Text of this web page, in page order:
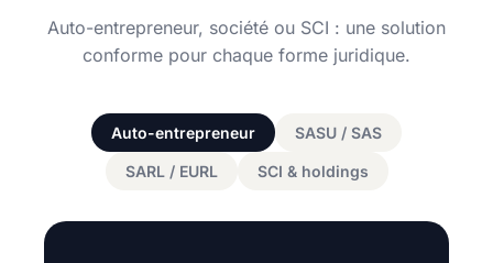
Auto-entrepreneur, société ou SCI : une solution
conforme pour chaque forme juridique.
Auto-entrepreneur SASU / SAS
SARL / EURL SCI & holdings